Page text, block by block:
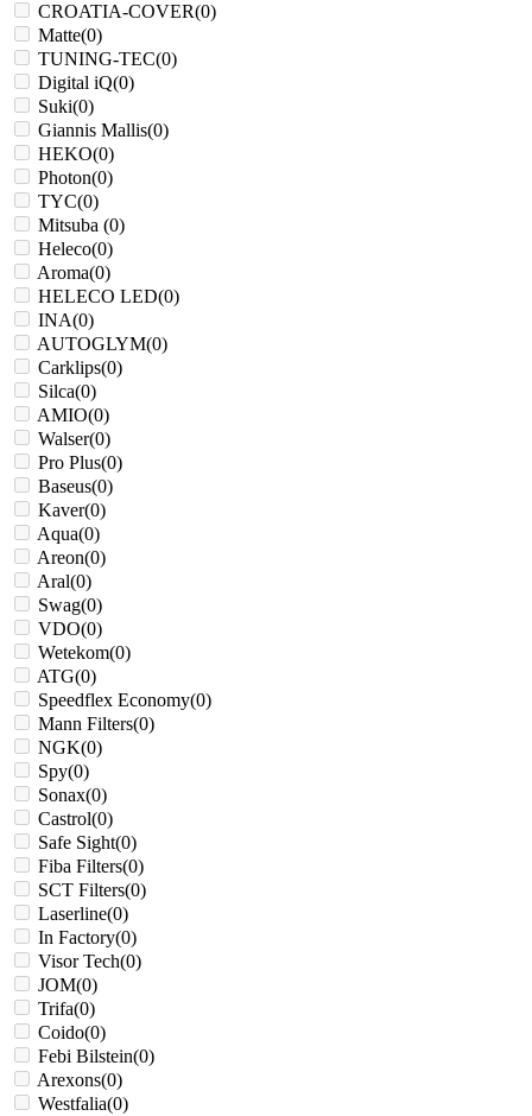
CROATIA-COVER(0)
Matte(0)
TUNING-TEC(0)
Digital iQ(0)
Suki(0)
Giannis Mallis(0)
HEKO(0)
Photon(0)
TYC(0)
Mitsuba (0)
Heleco(0)
Aroma(0)
HELECO LED(0)
INA(0)
AUTOGLYM(0)
Carklips(0)
Silca(0)
AMIO(0)
Walser(0)
Pro Plus(0)
Baseus(0)
Kaver(0)
Aqua(0)
Areon(0)
Aral(0)
Swag(0)
VDO(0)
Wetekom(0)
ATG(0)
Speedflex Economy(0)
Mann Filters(0)
NGK(0)
Spy(0)
Sonax(0)
Castrol(0)
Safe Sight(0)
Fiba Filters(0)
SCT Filters(0)
Laserline(0)
In Factory(0)
Visor Tech(0)
JOM(0)
Trifa(0)
Coido(0)
Febi Bilstein(0)
Arexons(0)
Westfalia(0)